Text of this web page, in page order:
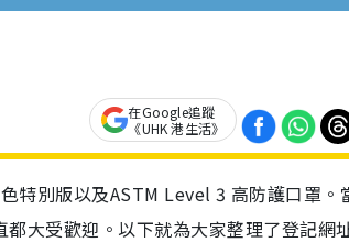
在Google追蹤
《UHK 港生活》
特別版以及ASTM Level 3 高防護口罩。
大受歡迎。以下就為大家整理了登記網